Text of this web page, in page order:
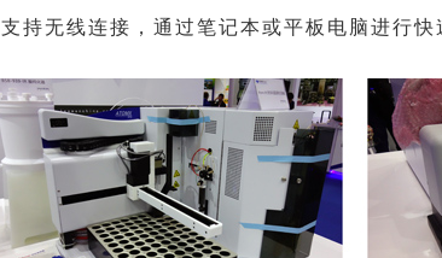
支持无线连接，通过笔记本或平板电脑进行快